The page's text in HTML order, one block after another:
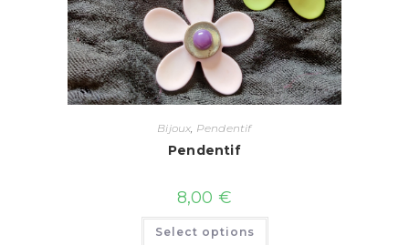
Bijoux Pendentif
Pendentif
8,00 €
Select options